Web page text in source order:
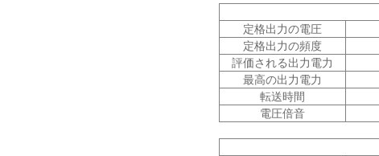
定格出力の電圧
定格出力の頻度
評価される出力電力
最高の出力電力
転送時間
電圧倍音